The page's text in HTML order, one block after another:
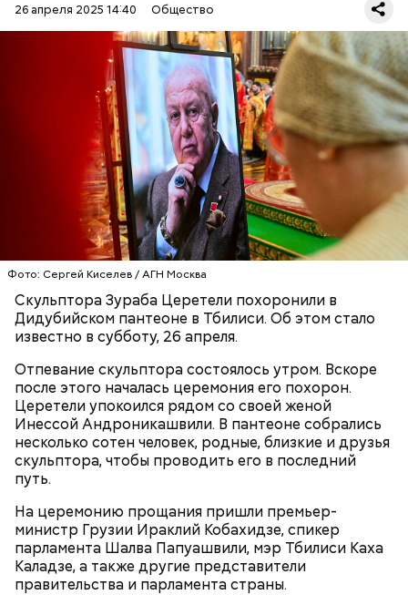
26 апреля 2025 14:40 Общество
Фото: Сергей Киселев / АГН Москва
Скульптора Зураба Церетели похоронили в
Дидубийском пантеоне в Тбилиси. Об этом стало
известно в субботу, 26 апреля.
Отпевание скульптора состоялось утром. Вскоре
после этого началась церемония его похорон.
Церетели упокоился рядом со своей женой
Инессой Андроникашвили. В пантеоне собрались
несколько сотен человек, родные, близкие и друзья
скульптора, чтобы проводить его в последний
путь.
На церемонию прощания пришли премьер-
министр Грузии Ираклий Кобахидзе, спикер
парламента Шалва Папуашвили, мэр Тбилиси Каха
Каладзе, а также другие представители
правительства и парламента страны.
Ингредиенты:
Терапевт Кондрахин назвал
Ранние плоды, по словам врача, лучше не есть:
беременным, кормящим женщинам;
людям с ослабленной иммунной системой;
пожилым;